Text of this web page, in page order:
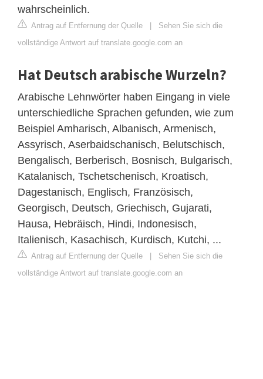
wahrscheinlich.
Antrag auf Entfernung der Quelle | Sehen Sie sich die
vollständige Antwort auf translate.google.com an
Hat Deutsch arabische Wurzeln?
Arabische Lehnwörter haben Eingang in viele
unterschiedliche Sprachen gefunden, wie zum
Beispiel Amharisch, Albanisch, Armenisch,
Assyrisch, Aserbaidschanisch, Belutschisch,
Bengalisch, Berberisch, Bosnisch, Bulgarisch,
Katalanisch, Tschetschenisch, Kroatisch,
Dagestanisch, Englisch, Französisch,
Georgisch, Deutsch, Griechisch, Gujarati,
Hausa, Hebräisch, Hindi, Indonesisch,
Italienisch, Kasachisch, Kurdisch, Kutchi, ...
Antrag auf Entfernung der Quelle | Sehen Sie sich die
vollständige Antwort auf translate.google.com an